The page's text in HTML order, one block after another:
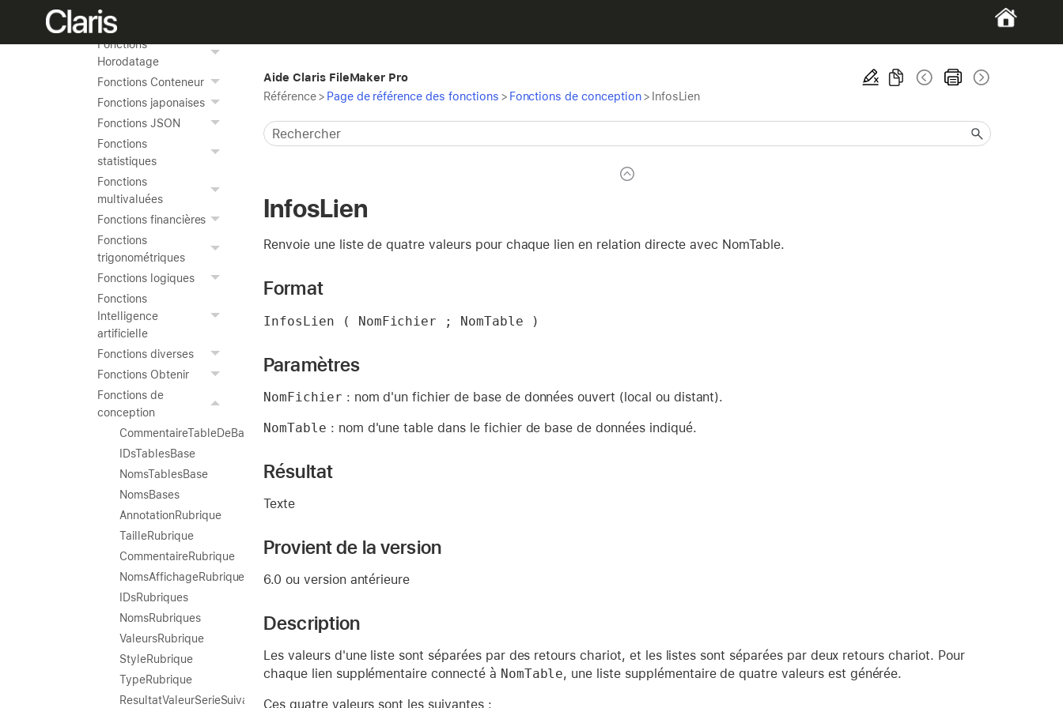
Fonctions Heure
Fonctions
Horodatage
Fonctions Conteneur
Fonctions japonaises
Fonctions JSON
Fonctions
statistiques
Fonctions
multivaluées
Fonctions financières
Fonctions
trigonométriques
Fonctions logiques
Fonctions
Intelligence
artificielle
Fonctions diverses
Fonctions Obtenir
Fonctions de
conception
CommentaireTableDeBase
IDsTablesBase
NomsTablesBase
NomsBases
AnnotationRubrique
TailleRubrique
CommentaireRubrique
NomsAffichageRubrique
IDsRubriques
NomsRubriques
ValeursRubrique
StyleRubrique
TypeRubrique
ResultatValeurSerieSuivante
Aide Claris FileMaker Pro
Référence> Page de référence des fonctions > Fonctions de conception> InfosLien
InfosLien
Renvoie une liste de quatre valeurs pour chaque lien en relation directe avec NomTable.
Format
InfosLien ( NomFichier ; NomTable )
Paramètres
NomFichier : nom d'un fichier de base de données ouvert (local ou distant).
NomTable : nom d'une table dans le fichier de base de données indiqué.
Résultat
Texte
Provient de la version
6.0 ou version antérieure
Description
Les valeurs d'une liste sont séparées par des retours chariot, et les listes sont séparées par deux retours chariot. Pour
chaque lien supplémentaire connecté à NomTable, une liste supplémentaire de quatre valeurs est générée.
Ces quatre valeurs sont les suivantes :